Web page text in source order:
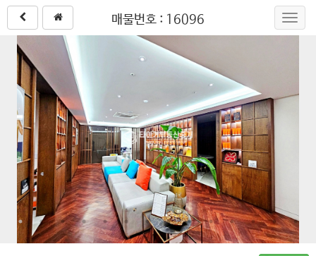
매물번호 : 16096